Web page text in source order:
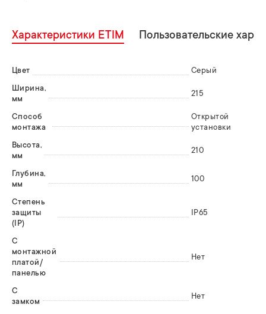
Характеристики ETIM Пользовательские
Цвет
Серый
Ширина,
мм
215
Способ
монтажа
Открытой
установки
Высота,
мм
210
Глубина,
мм
100
Степень
защиты
(IP)
IP65
С
монтажной
платой/
панелью
Нет
С
замком
Нет